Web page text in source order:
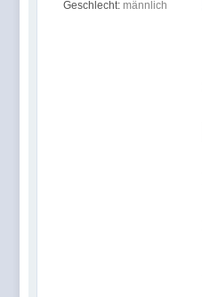
Geschlecht: männlich